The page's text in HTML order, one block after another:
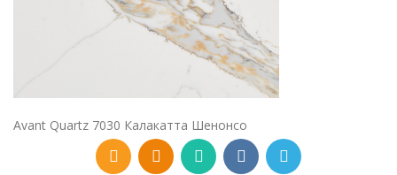
Avant Quartz 7030 Калакатта Шенонсо